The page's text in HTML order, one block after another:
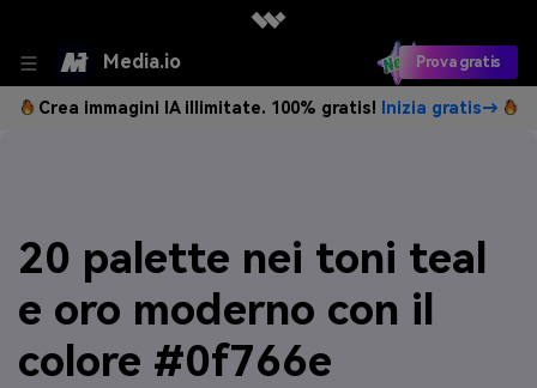
Media.io Prova gratis
Crea immagini IA illimitate. 100% gratis! Inizia gratis→
20 palette nei toni teal
e oro moderno con il
colore #0f766e